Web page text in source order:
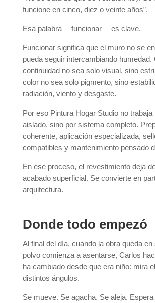
funcione en cinco, diez o veinte años”.
Esa palabra —funcionar— es clave.
Funcionar significa que el muro no se
pueda seguir intercambiando humedad.
continuidad no sea solo visual, sino
color no sea solo pigmento, sino
radiación, viento y desgaste.
Por eso Pintura Hogar Studio no trabaja
aislado, sino por sistema completo.
coherente, aplicación especializada,
compatibles y mantenimiento pensado
En ese proceso, el revestimiento deja
acabado superficial. Se convierte en
arquitectura.
Donde todo empezó
Al final del día, cuando la obra queda
polvo comienza a asentarse, Carlos
ha cambiado desde que era niño: mira
distintos ángulos.
Se mueve. Se agacha. Se aleja. Espera